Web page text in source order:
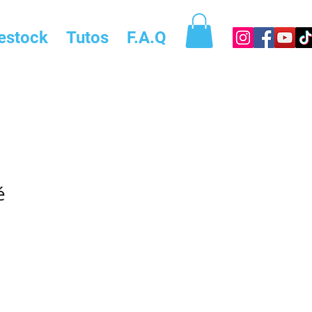
Tutos F.A.Q